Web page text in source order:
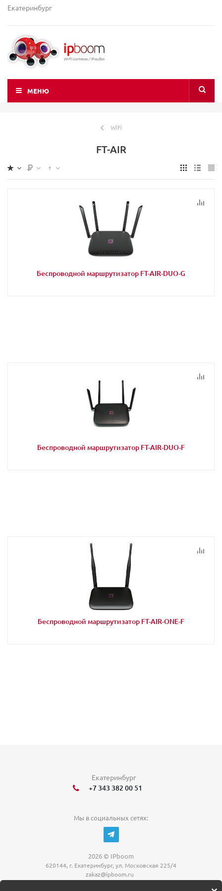
Екатеринбург
МЕНЮ
WiFi
FT-AIR
Беспроводной маршрутизатор FT-AIR-DUO-G
Беспроводной маршрутизатор FT-AIR-DUO-F
Беспроводной маршрутизатор FT-AIR-ONE-F
Екатеринбург
+7 343 382 00 51
Мы в социальных сетях:
2026 © IPboom
620144, г. Екатеринбург, ул. Московская 225/4
zakaz@ipboom.ru